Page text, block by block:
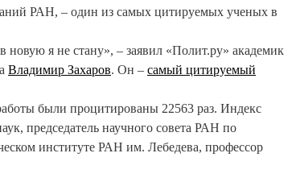
РАН, – один из самых цитируемых ученых в
я не стану», – заявил «Полит.ру» академик
Владимир Захаров. Он – самый цитируемый
были процитированы 22563 раз. Индекс
председатель научного совета РАН по
институте РАН им. Лебедева, профессор